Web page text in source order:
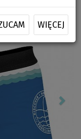
WIĘCEJ